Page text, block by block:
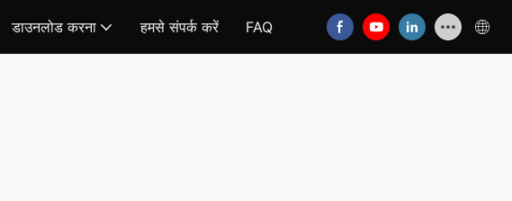
डाउनलोड करना हमसे संपर्क करें FAQ